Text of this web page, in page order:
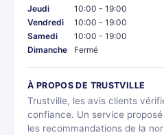
Jeudi
10:00 - 19:00
Vendredi
10:00 - 19:00
Samedi
10:00 - 19:00
Dimanche
Fermé
À PROPOS DE TRUSTVILLE
Trustville, les avis clients
confiance. Un service
les recommandations de la